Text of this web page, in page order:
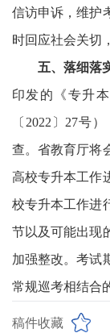
信访申诉，维护
时回应社会关切
五、落细落
印发的 《专升
〔 2022 〕 27号）
查。省教育厅将
高校专升本工作
校专升本工作进
节以及可能出现
加强整改。考试
常规巡考相结合
稿件收藏